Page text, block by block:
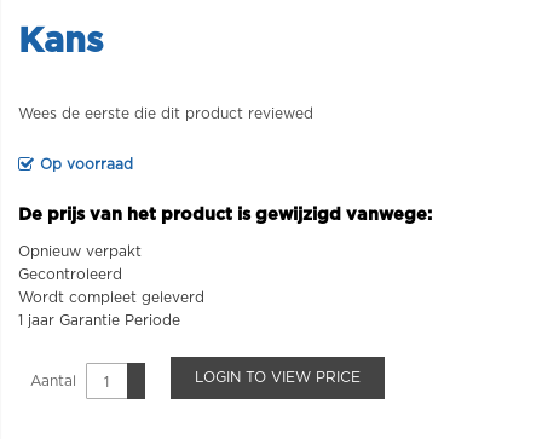
Kans
Wees de eerste die dit product reviewed
Op voorraad
De prijs van het product is gewijzigd vanwege:
Opnieuw verpakt
Gecontroleerd
Wordt compleet geleverd
1 jaar Garantie Periode
Aantal LOGIN TO VIEW PRICE